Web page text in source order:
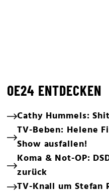
OE24 ENTDECKEN
Cathy Hummels:
TV-Beben: Helene
Show ausfallen!
Koma & Not-OP:
zurück
TV-Knall um Stefan